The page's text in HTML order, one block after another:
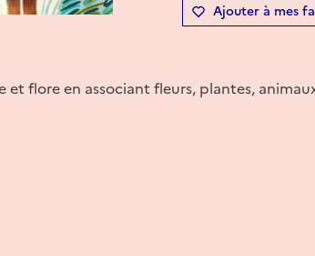
Ajouter à mes
flore en associant fleurs, plantes,